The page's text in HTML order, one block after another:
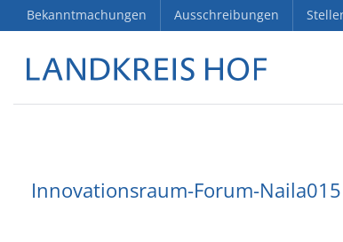
Bekanntmachungen Ausschreibungen
Innovationsraum-Forum-Naila015